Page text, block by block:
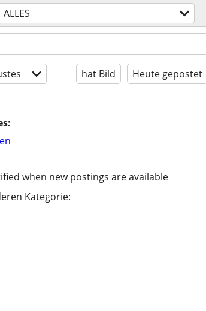
ALLES
hat Bild Heute gepostet
when new postings are available
Kategorie: